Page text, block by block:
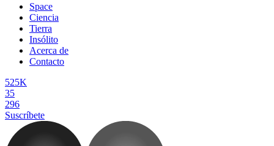
Space
Ciencia
Tierra
Insólito
Acerca de
Contacto
525K
35
296
Suscríbete